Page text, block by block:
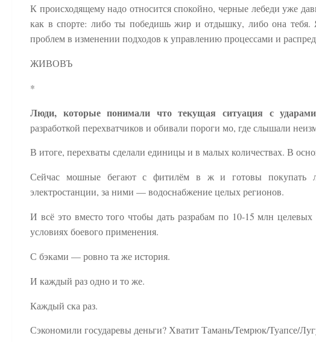
К происходящему надо относится спокойно, черные лебеди уже
как в спорте: либо ты победишь жир и отдышку, либо она
проблем в изменении подходов к управлению процессами и
ЖИВОВЪ
*
Люди, которые понимали что текущая ситуация с
разработкой перехватчиков и обивали пороги мо, где слышали
В итоге, перехваты сделали единицы и в малых количествах. В
Сейчас мошные бегают с фитилём в ж и готовы покупать
электростанции, за ними — водоснабжение целых регионов.
И всё это вместо того чтобы дать разрабам по 10-15 млн
условиях боевого применения.
С бэками — ровно та же история.
И каждый раз одно и то же.
Каждый ска раз.
Сэкономили государевы деньги? Хватит Тамань/Темрюк/Туапсе/